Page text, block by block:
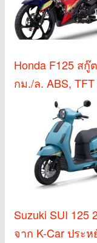
Honda F125 สกู๊
กม./ล. ABS,
Suzuki SUI 125
จาก K-Car ประ